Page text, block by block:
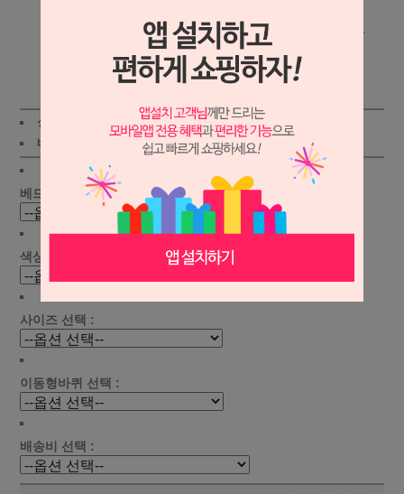
상세보기
상품가 : 318,000원적립금:1000원
배송비 : (조건) ! 지역별 !
베드유형 선택 :
색상 선택 :
사이즈 선택 :
이동형바퀴 선택 :
배송비 선택 :